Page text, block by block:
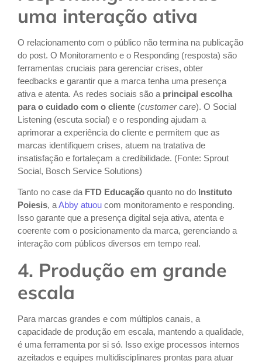
uma interação ativa
O relacionamento com o público não termina na publicação
do post. O Monitoramento e o Responding (resposta) são
ferramentas cruciais para gerenciar crises, obter
feedbacks e garantir que a marca tenha uma presença
ativa e atenta. As redes sociais são a principal escolha
para o cuidado com o cliente (customer care). O Social
Listening (escuta social) e o responding ajudam a
aprimorar a experiência do cliente e permitem que as
marcas identifiquem crises, atuem na tratativa de
insatisfação e fortaleçam a credibilidade. (Fonte: Sprout
Social, Bosch Service Solutions)
Tanto no case da FTD Educação quanto no do Instituto
Poiesis, aAbby atuou com monitoramento e responding.
Isso garante que a presença digital seja ativa, atenta e
coerente com o posicionamento da marca, gerenciando a
interação com públicos diversos em tempo real.
4. Produção em grande
escala
Para marcas grandes e com múltiplos canais, a
capacidade de produção em escala, mantendo a qualidade,
é uma ferramenta por si só. Isso exige processos internos
azeitados e equipes multidisciplinares prontas para atuar